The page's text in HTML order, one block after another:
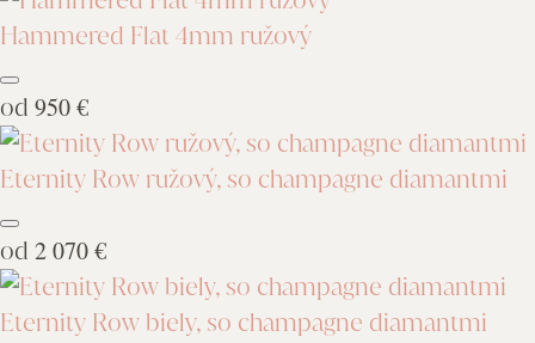
Hammered Flat 4mm ružový
od 950 €
Eternity Row ružový, so champagne diamantmi
od 2 070 €
Eternity Row biely, so champagne diamantmi